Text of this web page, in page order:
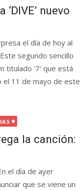
‘DIVE’ nuevo
el día de hoy al
segundo sencillo
titulado ‘7′ que está
el 11 de mayo de este
la canción:
el día de ayer
que se viene un